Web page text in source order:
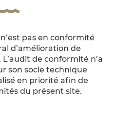
pas en conformité
d’amélioration de
L’audit de conformité n’a
son socle technique
en priorité afin de
du présent site.